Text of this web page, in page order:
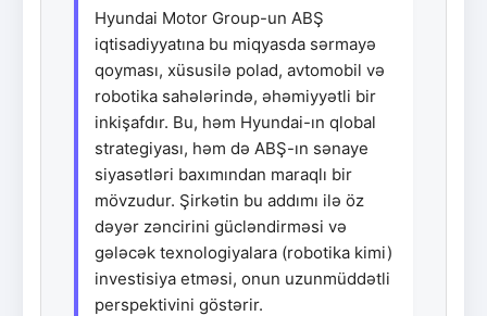
Hyundai Motor Group-un ABŞ
iqtisadiyyatına bu miqyasda sərmayə
qoyması, xüsusilə polad, avtomobil və
robotika sahələrində, əhəmiyyətli bir
inkişafdır. Bu, həm Hyundai-ın qlobal
strategiyası, həm də ABŞ-ın sənaye
siyasətləri baxımından maraqlı bir
mövzudur. Şirkətin bu addımı ilə öz
dəyər zəncirini gücləndirməsi və
gələcək texnologiyalara (robotika kimi)
investisiya etməsi, onun uzunmüddətli
perspektivini göstərir.